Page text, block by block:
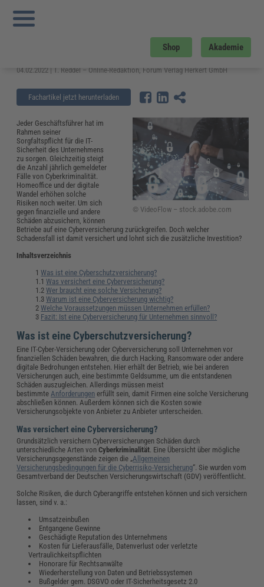
Shop Akademie
Sie sind hier:
Cyberversicherung für Unternehmen: Sinnvoll oder unnötige Kosten?
Cyberversicherung für Unternehmen:
Sinnvoll oder unnötige Kosten?
04.02.2022 | T. Reddel – Online-Redaktion, Forum Verlag Herkert GmbH
Fachartikel jetzt herunterladen
© VideoFlow – stock.adobe.com
Jeder Geschäftsführer hat im
Rahmen seiner
Sorgfaltspflicht für die IT-
Sicherheit des Unternehmens
zu sorgen. Gleichzeitig steigt
die Anzahl jährlich gemeldeter
Fälle von Cyberkriminalität.
Homeoffice und der digitale
Wandel erhöhen solche
Risiken noch weiter. Um sich
gegen finanzielle und andere
Schäden abzusichern, können
Betriebe auf eine Cyberversicherung zurückgreifen. Doch welcher
Schadensfall ist damit versichert und lohnt sich die zusätzliche Investition?
Inhaltsverzeichnis
Was ist eine Cyberschutzversicherung?
1.1Was versichert eine Cyberversicherung?
1.2Wer braucht eine solche Versicherung?
1.3Warum ist eine Cyberversicherung wichtig?
Welche Voraussetzungen müssen Unternehmen erfüllen?
Fazit: Ist eine Cyberversicherung für Unternehmen sinnvoll?
Was ist eine Cyberschutzversicherung?
Eine IT-Cyber-Versicherung oder Cyberversicherung soll Unternehmen vor
finanziellen Schäden bewahren, die durch Hacking, Ransomware oder andere
digitale Bedrohungen entstehen. Hier erhält der Betrieb, wie bei anderen
Versicherungen auch, eine bestimmte Geldsumme, um die entstandenen
Schäden auszugleichen. Allerdings müssen meist
bestimmteAnforderungen erfüllt sein, damit Firmen eine solche Versicherung
abschließen können. Außerdem können sich die Kosten sowie
Versicherungsobjekte von Anbieter zu Anbieter unterscheiden.
Was versichert eine Cyberversicherung?
Grundsätzlich versichern Cyberversicherungen Schäden durch
unterschiedliche Arten vonCyberkriminalität. Eine Übersicht über mögliche
Versicherungsgegenstände zeigen die „Allgemeinen
Versicherungsbedingungen für die Cyberrisiko-Versicherung“. Sie wurden vom
Gesamtverband der Deutschen Versicherungswirtschaft (GDV) veröffentlicht.
Solche Risiken, die durch Cyberangriffe entstehen können und sich versichern
lassen, sind v. a.:
Umsatzeinbußen
Entgangene Gewinne
Geschädigte Reputation des Unternehmens
Kosten für Lieferausfälle, Datenverlust oder verletzte
Vertraulichkeitspflichten
Honorare für Rechtsanwälte
Wiederherstellung von Daten und Betriebssystemen
Bußgelder gem. DSGVO oder IT-Sicherheitsgesetz 2.0